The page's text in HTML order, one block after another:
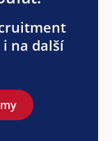
na další